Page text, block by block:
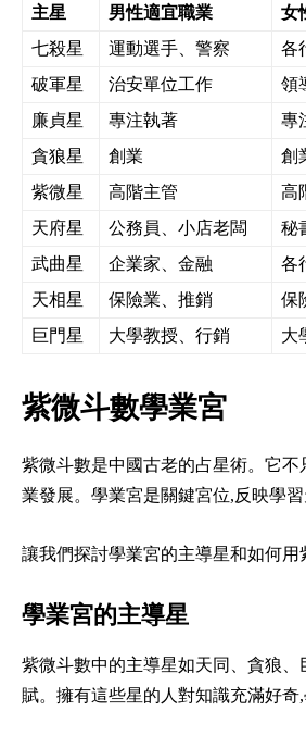
主星 男性適宜職業
女
七殺星
運動選手、警察
各
破軍星
治安單位工作
領
廉貞星
專注執著
專
貪狼星
創業
創
紫微星
高階主管
高
天府星
公務員、小店老闆
秘
武曲星
企業家、金融
各
天相星
保險業、推銷
保
巨門星
大學教授、行銷 大
紫微斗數學業宮
紫微斗數是中國古老的占星術。它不
業發展。學業宮是關鍵宮位,反映學習
讓我們探討學業宮的主導星和如何用
學業宮的主導星
紫微斗數中的主導星如天同、貪狼、
賦。擁有這些星的人對知識充滿好奇,